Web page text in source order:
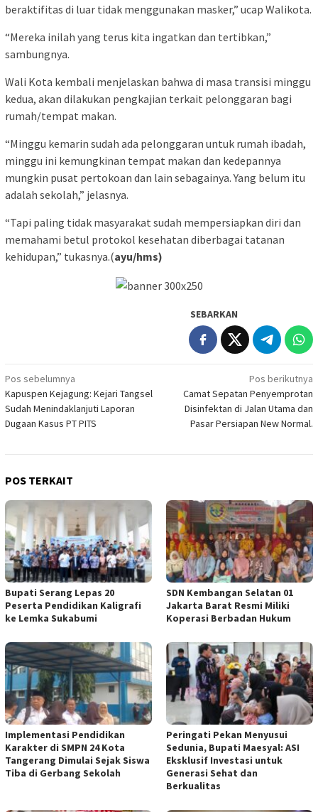
beraktifitas di luar tidak menggunakan masker,” ucap Walikota.
“Mereka inilah yang terus kita ingatkan dan tertibkan,”
sambungnya.
Wali Kota kembali menjelaskan bahwa di masa transisi minggu
kedua, akan dilakukan pengkajian terkait pelonggaran bagi
rumah/tempat makan.
“Minggu kemarin sudah ada pelonggaran untuk rumah ibadah,
minggu ini kemungkinan tempat makan dan kedepannya
mungkin pusat pertokoan dan lain sebagainya. Yang belum itu
adalah sekolah,” jelasnya.
“Tapi paling tidak masyarakat sudah mempersiapkan diri dan
memahami betul protokol kesehatan diberbagai tatanan
kehidupan,” tukasnya.(ayu/hms)
SEBARKAN
Navigasi
pos
Pos sebelumnya
Kapuspen Kejagung: Kejari Tangsel
Sudah Menindaklanjuti Laporan
Dugaan Kasus PT PITS
Pos berikutnya
Camat Sepatan Penyemprotan
Disinfektan di Jalan Utama dan
Pasar Persiapan New Normal.
POS TERKAIT
Bupati Serang Lepas 20
Peserta Pendidikan Kaligrafi
ke Lemka Sukabumi
SDN Kembangan Selatan 01
Jakarta Barat Resmi Miliki
Koperasi Berbadan Hukum
Implementasi Pendidikan
Karakter di SMPN 24 Kota
Tangerang Dimulai Sejak Siswa
Tiba di Gerbang Sekolah
Peringati Pekan Menyusui
Sedunia, Bupati Maesyal: ASI
Eksklusif Investasi untuk
Generasi Sehat dan
Berkualitas